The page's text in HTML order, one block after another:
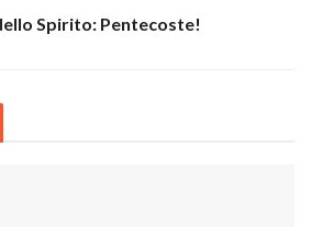
Spirito: Pentecoste!